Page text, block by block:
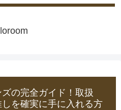
の完全ガイド！取扱
を確実に手に入れる方